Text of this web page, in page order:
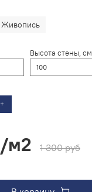
Живопись
Высота стены, см
+
1 300 руб